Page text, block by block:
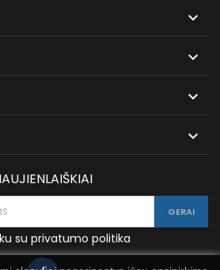




su privatumo politika